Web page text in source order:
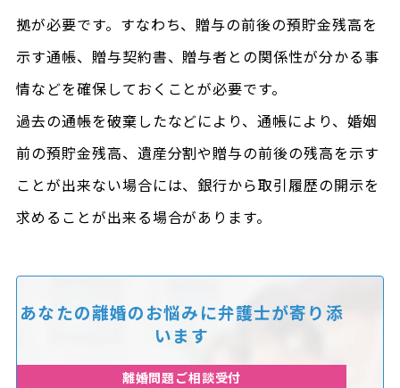
拠が必要です。すなわち、贈与の前後の預貯金残高を
示す通帳、贈与契約書、贈与者との関係性が分かる事
情などを確保しておくことが必要です。
過去の通帳を破棄したなどにより、通帳により、婚姻
前の預貯金残高、遺産分割や贈与の前後の残高を示す
ことが出来ない場合には、銀行から取引履歴の開示を
求めることが出来る場合があります。
あなたの離婚のお悩みに弁護士が寄り添
います
離婚問題ご相談受付